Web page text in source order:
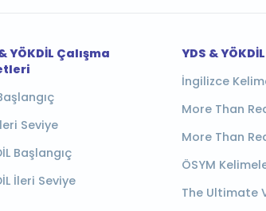
YÖKDİL Çalışma
Seviye
Başlangıç
İleri Seviye
YDS &
İngilizce
More Than
More Than
ÖSYM
The Ultimate